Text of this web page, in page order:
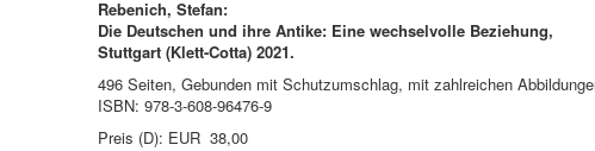
Rebenich, Stefan:
Die Deutschen und ihre Antike: Eine wechselvolle Beziehung,
Stuttgart (Klett-Cotta) 2021.
496 Seiten, Gebunden mit Schutzumschlag, mit zahlreichen
ISBN: 978-3-608-96476-9
Preis (D): EUR 38,00